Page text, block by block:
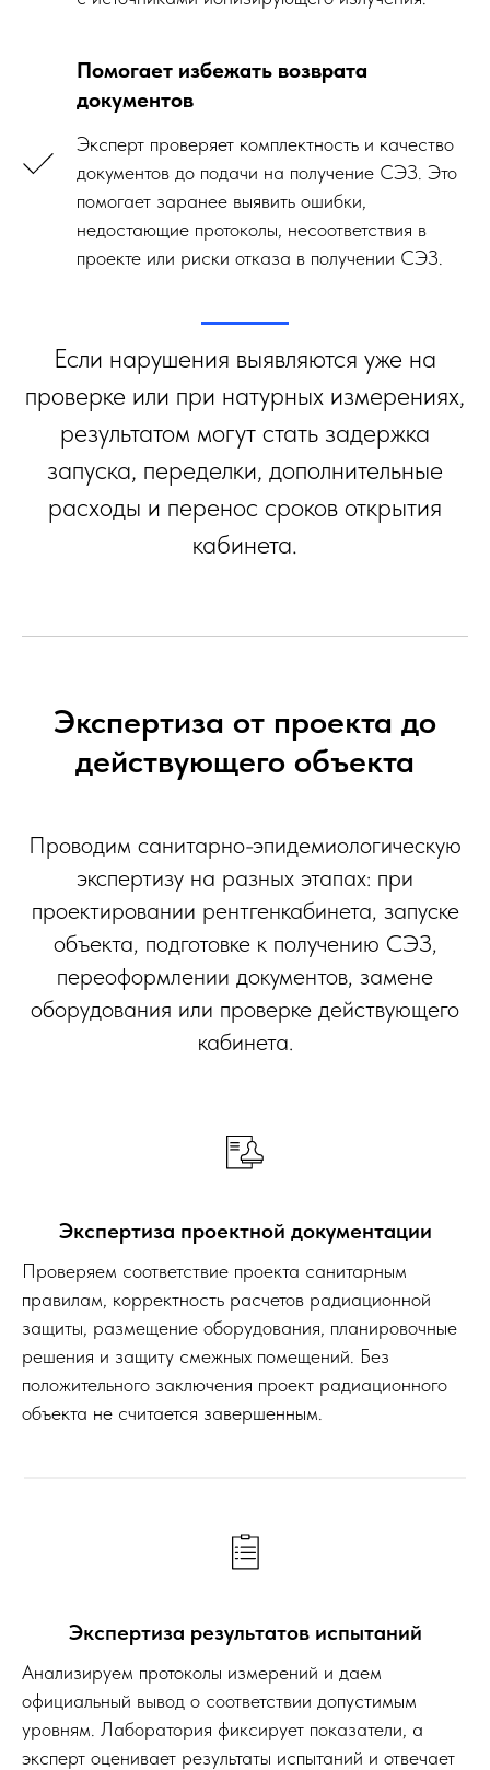
Помогает избежать возврата
документов
Эксперт проверяет комплектность и качество
документов до подачи на получение СЭЗ. Это
помогает заранее выявить ошибки,
недостающие протоколы, несоответствия в
проекте или риски отказа в получении СЭЗ.
Если нарушения выявляются уже на
проверке или при натурных измерениях,
результатом могут стать задержка
запуска, переделки, дополнительные
расходы и перенос сроков открытия
кабинета.
Экспертиза от проекта до
действующего объекта
Проводим санитарно-эпидемиологическую
экспертизу на разных этапах: при
проектировании рентгенкабинета, запуске
объекта, подготовке к получению СЭЗ,
переоформлении документов, замене
оборудования или проверке действующего
кабинета.
Экспертиза проектной документации
Проверяем соответствие проекта санитарным
правилам, корректность расчетов радиационной
защиты, размещение оборудования, планировочные
решения и защиту смежных помещений. Без
положительного заключения проект радиационного
объекта не считается завершенным.
Экспертиза результатов испытаний
Анализируем протоколы измерений и даем
официальный вывод о соответствии допустимым
уровням. Лаборатория фиксирует показатели, а
эксперт оценивает результаты испытаний и отвечает